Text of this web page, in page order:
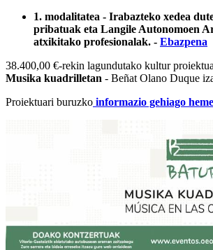
1. modalitatea - Irabazteko xedea
pribatuak eta Langile Autonomoen
atxikitako profesionalak. - Ebazpena
38.400,00 €-rekin lagundutako kultur proiektua
Musika kuadrilletan - Beñat Olano Duque
Proiektuari buruzko informazio gehiago